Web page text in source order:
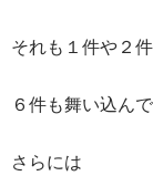
それも１件や２
６件も舞い込ん
さらには